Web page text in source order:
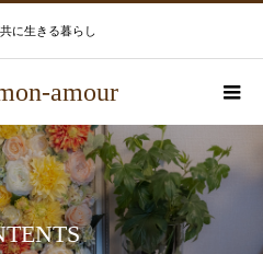
に生きる暮らし
amour